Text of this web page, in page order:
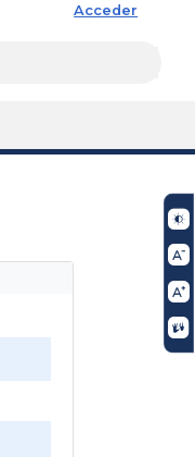
Acceder